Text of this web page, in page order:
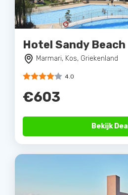
Hotel Sandy Beach
Marmari, Kos, Griekenland
4.0
€603
Bekijk Deal